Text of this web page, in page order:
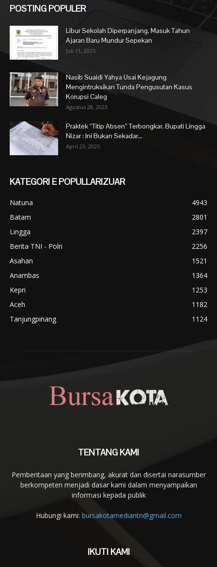
POSTING POPULER
Libur Sekolah Diperpanjang, Masuk Tahun
Ajaran Baru Mundur Sepekan
Juli 11, 2025
Nasib Suaidi Yahya Usai Kejagung
Mengintruksikan Tunda Pengusutan Kasus
Korupsi Caleg
Agustus 28, 2023
Praktek “Titip Absen” Terbongkar, Bupati Lingga
Nizar : Ini Bukan Sekadar...
April 23, 2025
KATEGORI E POPULLARIZUAR
Natuna
4943
Batam
2801
Lingga
2397
Berita TNI - Polri
2256
Asahan
1521
Anambas
1364
Kepri
1253
Aceh
1182
Tanjungpinang
1124
TENTANG KAMI
Pemberitaan yang berimbang, akurat dan disertai narasumber
berkompeten menjadi dasar kami dalam menyampaikan
informasi kepada publik
Hubungi kami: bursakotamediantn@gmail.com
IKUTI KAMI